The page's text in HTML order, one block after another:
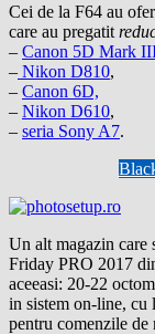
Cei de la F64 au
care au pregatit
– Canon 5D Mark
– Nikon D810,
– Canon 6D,
– Nikon D610,
– seria Sony A7.
Un alt magazin care
Friday PRO 2017
aceeasi: 20-22
in sistem on-line, cu
pentru comenzile